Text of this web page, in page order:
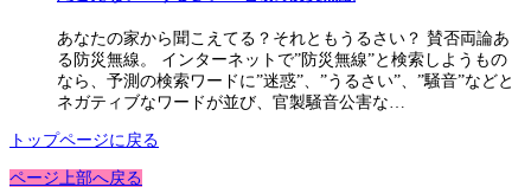
あなたの家から聞こえてる？それともうるさい？ 賛否両論あ
る防災無線。 インターネットで”防災無線”と検索しようもの
なら、予測の検索ワードに”迷惑”、”うるさい”、”騒音”などと
ネガティブなワードが並び、官製騒音公害な…
トップページに戻る
ページ上部へ戻る